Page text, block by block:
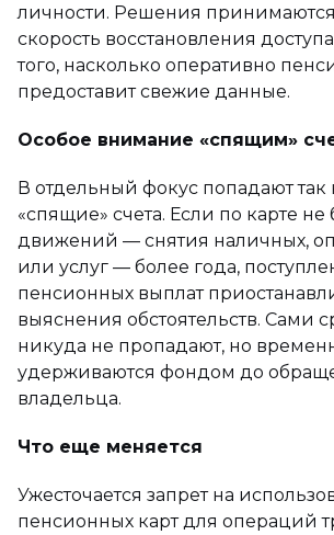
личности. Решения принимаются
скорость восстановления
того, насколько оперативно
предоставит свежие данные.
Особое внимание «спящим»
В отдельный фокус попадают
«спящие» счета. Если по карте
движений — снятия наличных,
или услуг — более года,
пенсионных выплат
выяснения обстоятельств. Сами
никуда не пропадают, но
удерживаются фондом до
владельца.
Что еще меняется
Ужесточается запрет на
пенсионных карт для операций